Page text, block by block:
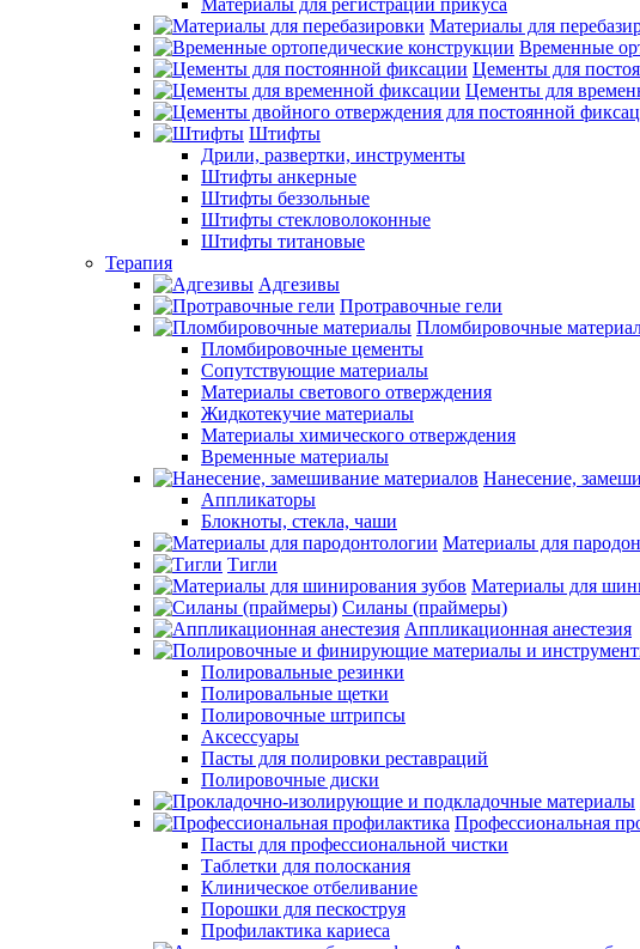
Материалы для регистрации прикуса
Материалы для
Временные
Цементы для
Цементы для
Штифты
Дрили, развертки, инструменты
Штифты анкерные
Штифты беззольные
Штифты стекловолоконные
Штифты титановые
Терапия
Адгезивы
Протравочные гели
Пломбировочные
Пломбировочные цементы
Сопутствующие материалы
Материалы светового отверждения
Жидкотекучие материалы
Материалы химического отверждения
Временные материалы
Нанесение,
Аппликаторы
Блокноты, стекла, чаши
Материалы для
Тигли
Материалы для
Силаны (праймеры)
Аппликационная анестезия
Полировальные резинки
Полировальные щетки
Полировочные штрипсы
Аксессуары
Пасты для полировки реставраций
Полировочные диски
Профессиональная
Пасты для профессиональной чистки
Таблетки для полоскания
Клиническое отбеливание
Порошки для пескоструя
Профилактика кариеса